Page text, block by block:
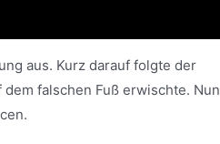
aus. Kurz darauf folgte der
falschen Fuß erwischte. Nun